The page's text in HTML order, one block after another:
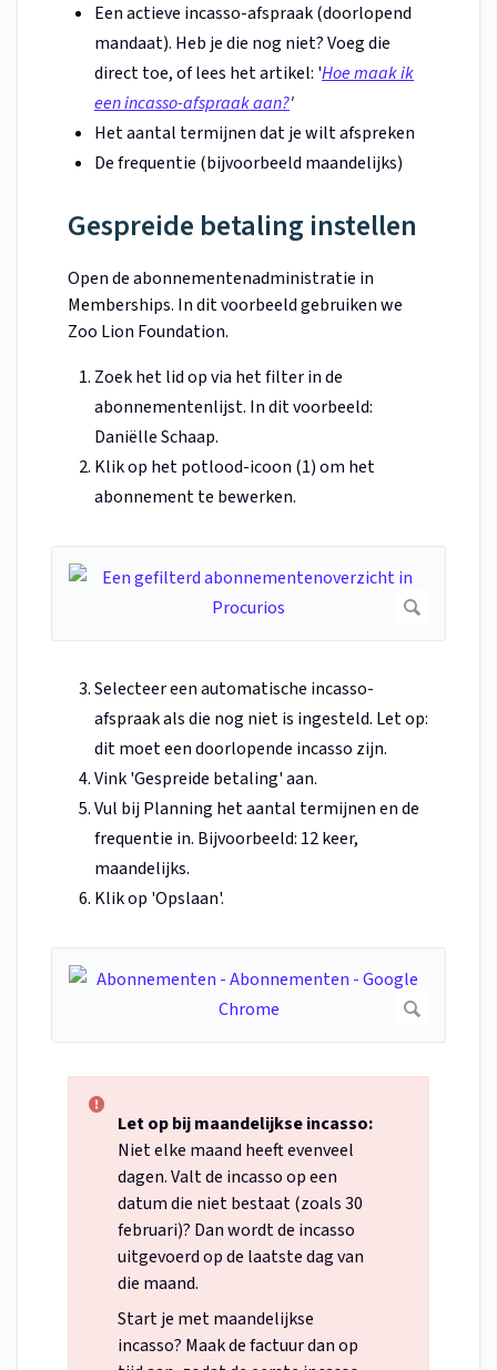
Een actieve incasso-afspraak (doorlopend
mandaat). Heb je die nog niet? Voeg die
direct toe, of lees het artikel: 'Hoe maak ik
een incasso-afspraak aan?'
Het aantal termijnen dat je wilt afspreken
De frequentie (bijvoorbeeld maandelijks)
Gespreide betaling instellen
Open de abonnementenadministratie in
Memberships. In dit voorbeeld gebruiken we
Zoo Lion Foundation.
Zoek het lid op via het filter in de
abonnementenlijst. In dit voorbeeld:
Daniëlle Schaap.
Klik op het potlood-icoon (1) om het
abonnement te bewerken.
Selecteer een automatische incasso-
afspraak als die nog niet is ingesteld. Let op:
dit moet een doorlopende incasso zijn.
Vink 'Gespreide betaling' aan.
Vul bij Planning het aantal termijnen en de
frequentie in. Bijvoorbeeld: 12 keer,
maandelijks.
Klik op 'Opslaan'.
Let op bij maandelijkse incasso:
Niet elke maand heeft evenveel
dagen. Valt de incasso op een
datum die niet bestaat (zoals 30
februari)? Dan wordt de incasso
uitgevoerd op de laatste dag van
die maand.
Start je met maandelijkse
incasso? Maak de factuur dan op